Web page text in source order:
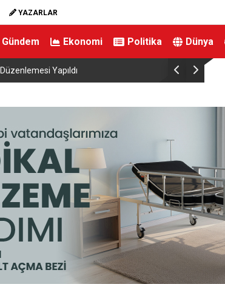
YAZARLAR
Gündem Ekonomi Politika Dünya
sadece aracılar üzerinden Kestel’de yollar